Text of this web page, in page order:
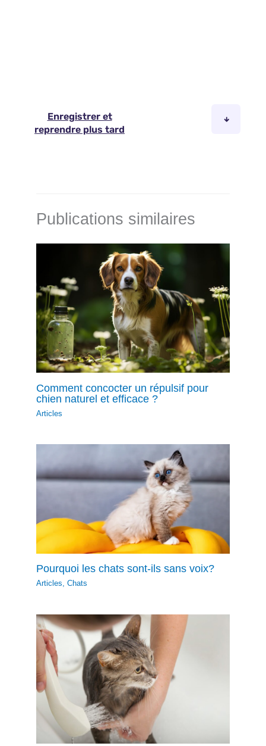
Publications similaires
Comment concocter un répulsif pour
chien naturel et efficace ?
Articles
Pourquoi les chats sont-ils sans voix?
Articles,Chats